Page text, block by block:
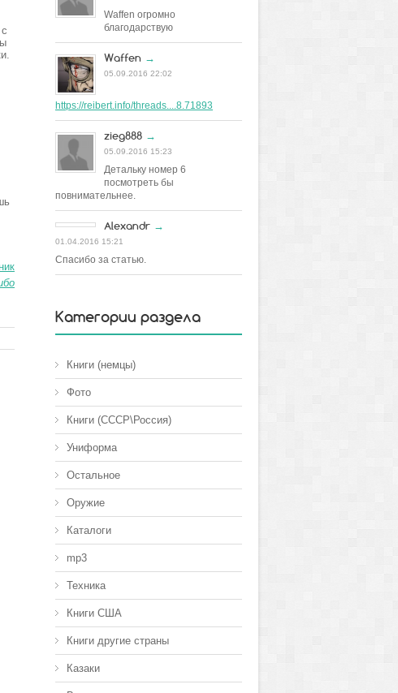
Waffen огромно
благодарствую
Waffen →
05.09.2016 22:02
https://reibert.info/threads....8.71893
zieg888 →
05.09.2016 15:23
Детальку номер 6
посмотреть бы
повнимательнее.
Alexandr →
01.04.2016 15:21
Спасибо за статью.
Категории раздела
Книги (немцы)
Фото
Книги (СССР\Россия)
Униформа
Остальное
Оружие
Каталоги
mp3
Техника
Книги США
Книги другие страны
Казаки